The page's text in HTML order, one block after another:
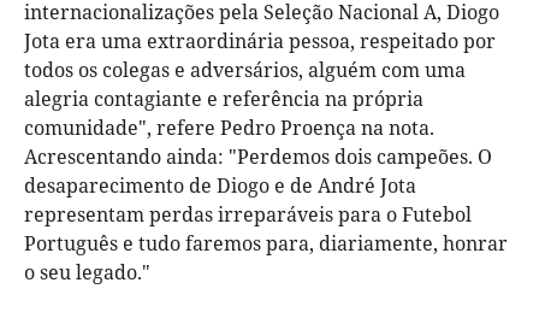
internacionalizações pela Seleção Nacional A, Diogo
Jota era uma extraordinária pessoa, respeitado por
todos os colegas e adversários, alguém com uma
alegria contagiante e referência na própria
comunidade", refere Pedro Proença na nota.
Acrescentando ainda: "Perdemos dois campeões. O
desaparecimento de Diogo e de André Jota
representam perdas irreparáveis para o Futebol
Português e tudo faremos para, diariamente, honrar
o seu legado."